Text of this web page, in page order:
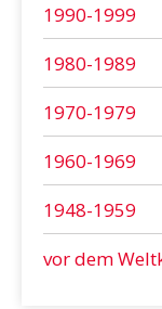
1990-1999
1980-1989
1970-1979
1960-1969
1948-1959
vor dem